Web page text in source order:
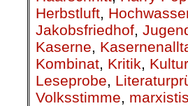
Herbstluft,
Jakobsfriedhof,
Kaserne,
Kombinat, Kritik, Kultur
Leseprobe,
Volksstimme,